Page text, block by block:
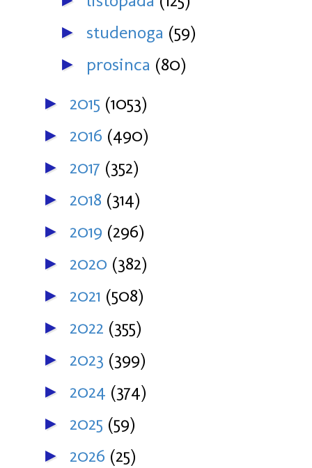
► studenoga (59)
► prosinca (80)
► 2015 (1053)
► 2016 (490)
► 2017 (352)
► 2018 (314)
► 2019 (296)
► 2020 (382)
► 2021 (508)
► 2022 (355)
► 2023 (399)
► 2024 (374)
► 2025 (59)
► 2026 (25)